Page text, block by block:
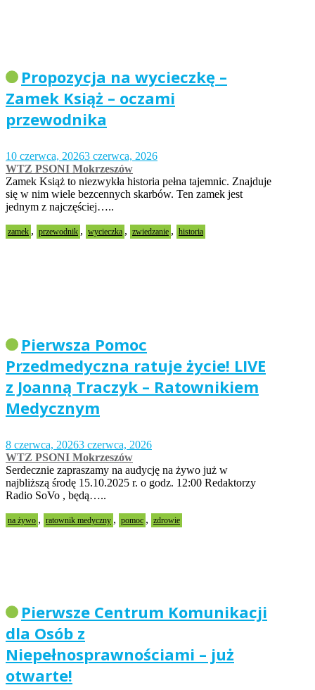
Propozycja na wycieczkę –
Zamek Książ – oczami
przewodnika
10 czerwca, 20263 czerwca, 2026
WTZ PSONI Mokrzeszów
Zamek Książ to niezwykła historia pełna tajemnic. Znajduje
się w nim wiele bezcennych skarbów. Ten zamek jest
jednym z najczęściej…..
zamek , przewodnik , wycieczka , zwiedzanie , historia
Pierwsza Pomoc
Przedmedyczna ratuje życie! LIVE
z Joanną Traczyk – Ratownikiem
Medycznym
8 czerwca, 20263 czerwca, 2026
WTZ PSONI Mokrzeszów
Serdecznie zapraszamy na audycję na żywo już w
najbliższą środę 15.10.2025 r. o godz. 12:00 Redaktorzy
Radio SoVo , będą…..
na żywo , ratownik medyczny , pomoc , zdrowie
Pierwsze Centrum Komunikacji
dla Osób z
Niepełnosprawnościami – już
otwarte!